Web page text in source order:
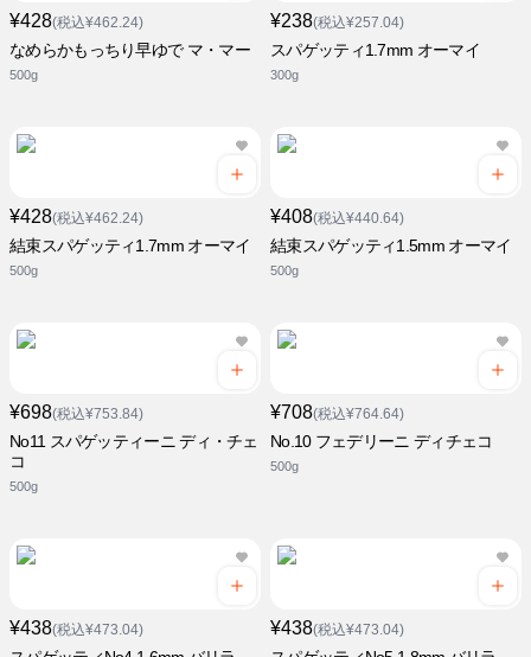
¥428(税込¥462.24)
なめらかもっちり早ゆで マ・マー
500g
¥238(税込¥257.04)
スパゲッティ1.7mm オーマイ
300g
¥428(税込¥462.24)
結束スパゲッティ1.7mm オーマイ
500g
¥408(税込¥440.64)
結束スパゲッティ1.5mm オーマイ
500g
¥698(税込¥753.84)
No11 スパゲッティーニ ディ・チェ
コ
500g
¥708(税込¥764.64)
No.10 フェデリーニ ディチェコ
500g
¥438(税込¥473.04) ¥438(税込¥473.04)